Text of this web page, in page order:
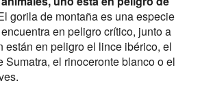
gorila de montaña es una especie
en peligro crítico, junto a
están en peligro el lince ibérico, el
Sumatra, el rinoceronte blanco o el